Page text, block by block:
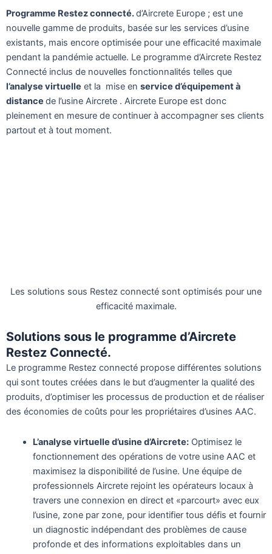
Programme Restez connecté.d’Aircrete Europe ; est une
nouvelle gamme de produits, basée sur les services d’usine
existants, mais encore optimisée pour une efficacité maximale
pendant la pandémie actuelle. Le programme d’Aircrete Restez
Connecté inclus de nouvelles fonctionnalités telles que
l’analyse virtuelle et la mise en service d’équipement à
distance de l’usine Aircrete . Aircrete Europe est donc
pleinement en mesure de continuer à accompagner ses clients
partout et à tout moment.
Les solutions sous Restez connecté sont optimisés pour une
efficacité maximale.
Solutions sous le programme d’Aircrete
Restez Connecté.
Le programme Restez connecté propose différentes solutions
qui sont toutes créées dans le but d’augmenter la qualité des
produits, d’optimiser les processus de production et de réaliser
des économies de coûts pour les propriétaires d’usines AAC.
L’analyse virtuelle d’usine d’Aircrete:Optimisez le
fonctionnement des opérations de votre usine AAC et
maximisez la disponibilité de l’usine. Une équipe de
professionnels Aircrete rejoint les opérateurs locaux à
travers une connexion en direct et «parcourt» avec eux
l’usine, zone par zone, pour identifier tous défis et fournir
un diagnostic indépendant des problèmes de cause
profonde et des informations exploitables dans un